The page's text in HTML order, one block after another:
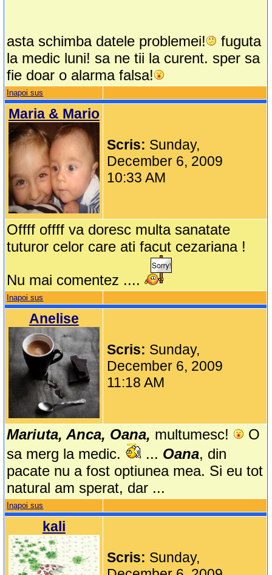
asta schimba datele problemei!
fuguta
la medic luni! sa ne tii la curent. sper sa
fie doar o alarma falsa!
Inapoi sus
Maria & Mario
Scris: Sunday,
December 6, 2009
10:33 AM
Offff offff va doresc multa sanatate
tuturor celor care ati facut cezariana !
Nu mai comentez ....
Inapoi sus
Anelise
Scris: Sunday,
December 6, 2009
11:18 AM
Mariuta, Anca, Oana, multumesc!
O
sa merg la medic.
... Oana, din
pacate nu a fost optiunea mea. Si eu tot
natural am sperat, dar ...
Inapoi sus
kali
Scris: Sunday,